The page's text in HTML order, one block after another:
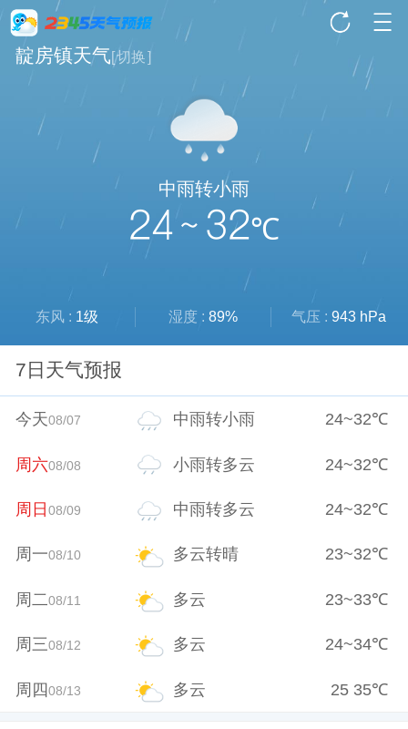
靛房镇天气[切换]
中雨转小雨
24 ~ 32℃
东风 : 1级 湿度 : 89% 气压 : 943 hPa
7日天气预报
今天08/07 中雨转小雨 24~32℃
周六08/08 小雨转多云 24~32℃
周日08/09 中雨转多云 24~32℃
周一08/10 多云转晴 23~32℃
周二08/11 多云 23~33℃
周三08/12 多云 24~34℃
周四08/13 多云 25 35℃